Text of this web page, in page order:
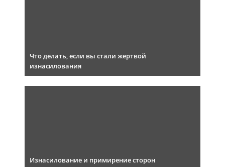
Что делать, если вы стали жертвой
изнасилования
Изнасилование и примирение сторон